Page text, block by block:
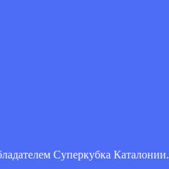
Суперкубка Каталонии.